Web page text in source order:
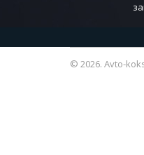
© 2026. Avto-